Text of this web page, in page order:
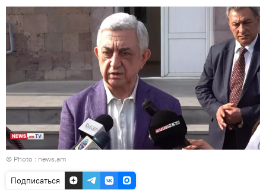
© Photo : news.am
Подписаться